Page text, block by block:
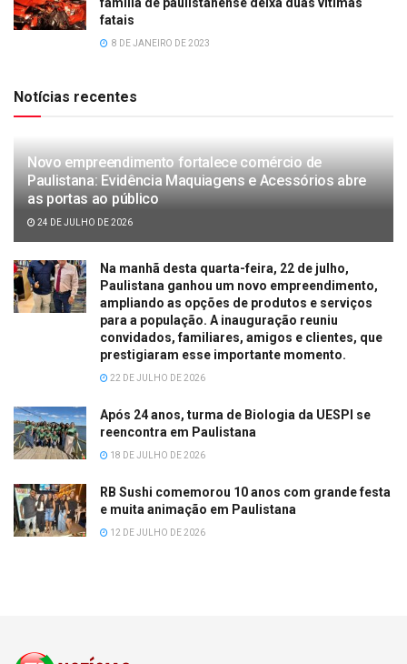
família de paulistanense deixa duas vítimas
fatais
8 DE JANEIRO DE 2023
Notícias recentes
Novo empreendimento fortalece comércio de
Paulistana: Evidência Maquiagens e Acessórios abre
as portas ao público
24 DE JULHO DE 2026
Na manhã desta quarta-feira, 22 de julho,
Paulistana ganhou um novo empreendimento,
ampliando as opções de produtos e serviços
para a população. A inauguração reuniu
convidados, familiares, amigos e clientes, que
prestigiaram esse importante momento.
22 DE JULHO DE 2026
Após 24 anos, turma de Biologia da UESPI se
reencontra em Paulistana
18 DE JULHO DE 2026
RB Sushi comemorou 10 anos com grande festa
e muita animação em Paulistana
12 DE JULHO DE 2026